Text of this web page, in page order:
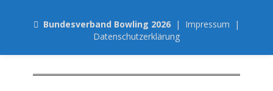
Bundesverband Bowling 2026 | Impressum
|
Datenschutzerklärung